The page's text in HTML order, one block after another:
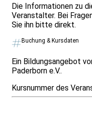
Die Informationen zu
Veranstalter. Bei
Sie ihn bitte direkt.
Buchung & Kursdaten
Ein Bildungsangebot
Paderborn e.V..
Kursnummer des